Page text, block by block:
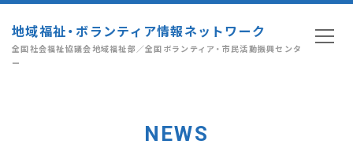
地域福祉・ボランティア情報ネットワーク
全国社会福祉協議会地域福祉部／全国ボランティア・市民活動振興センタ
ー
NEWS